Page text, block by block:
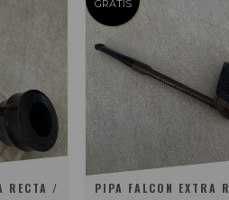
RECTA /
GRATIS
PIPA FALCON EXTRA